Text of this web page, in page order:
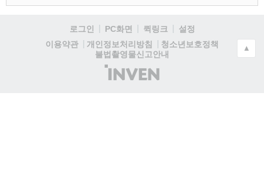
로그인 PC화면 퀵링크
설정
이용약관
개인정보처리방침
청소년보호정책
불법촬영물신고안내
(주)
인
▲